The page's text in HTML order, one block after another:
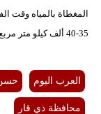
المغطاة بالمياه وقت
35-40 ألف كيلو متر مربع.
العرب اليوم حسن
محافظة ذي قار